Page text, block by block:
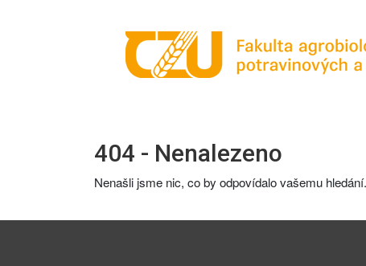
404 - Nenalezeno
Nenašli jsme nic, co by odpovídalo vašemu